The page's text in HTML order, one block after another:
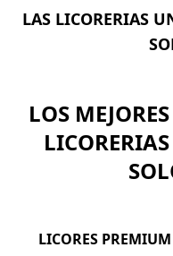
LAS LICORERIAS
LOS
LICORES PREMIUM